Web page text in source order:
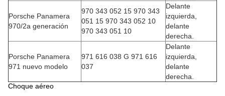
Porsche Panamera
970/2a generación
970 343 052 15 970 343
051 15 970 343 052 10
970 343 051 10
Delante
izquierda,
delante
derecha.
Porsche Panamera
971 nuevo modelo
971 616 038 G 971 616
037
Delante
izquierda,
delante
derecha.
Choque aéreo